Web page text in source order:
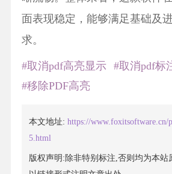
面表现稳定，能够满足基础及
求。
#取消pdf高亮显示
#取消pdf标
#移除PDF高亮
本文地址: https://www.foxitsoftware.cn/
5.html
版权声明:除非特别标注,否则均为本站